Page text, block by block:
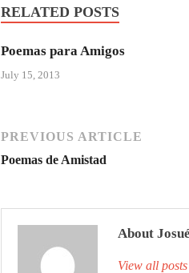
RELATED POSTS
Poemas para Amigos
July 15, 2013
PREVIOUS ARTICLE
Poemas de Amistad
About Josué
View all